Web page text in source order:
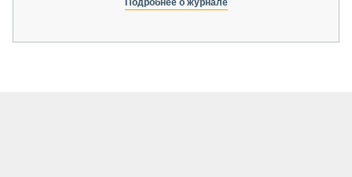
Подробнее о журнале